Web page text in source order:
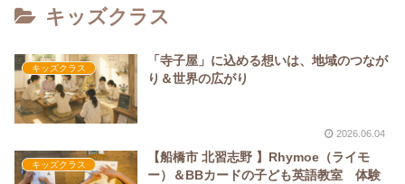
キッズクラス
キッズクラス
「寺子屋」に込める想いは、地域のつなが
り＆世界の広がり
2026.06.04
キッズクラス
【船橋市 北習志野 】Rhymoe（ライモ
ー）＆BBカードの子ども英語教室 体験